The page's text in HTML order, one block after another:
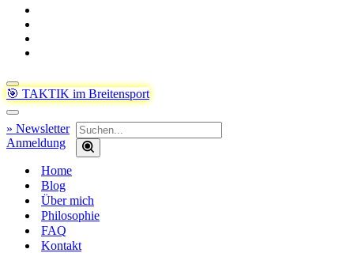
Navigationsmenü
🎯 TAKTIK im Breitensport
Navigationsmenü
Suchen
nach …
» Newsletter
Anmeldung
Home
Blog
Über mich
Philosophie
FAQ
Kontakt